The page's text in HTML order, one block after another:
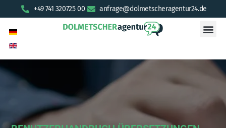
+49 741 320725 00 anfrage@dolmetscheragentur24.de